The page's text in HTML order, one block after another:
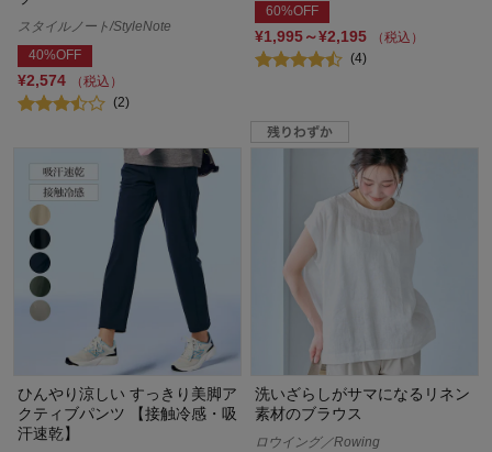
スタイルノート/StyleNote
40%OFF
¥2,574
（税込）
(2)
60%OFF
¥1,995～¥2,195
（税込）
(4)
ひんやり涼しい すっきり美脚ア
クティブパンツ 【接触冷感・吸
汗速乾】
洗いざらしがサマになるリネン
素材のブラウス
ロウイング／Rowing